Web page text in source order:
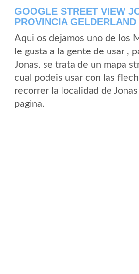
GOOGLE STREET VIEW
PROVINCIA
Aqui os dejamos uno de los
le gusta a la gente de usar ,
Jonas, se trata de un mapa
cual podeis usar con las
recorrer la localidad de
pagina.